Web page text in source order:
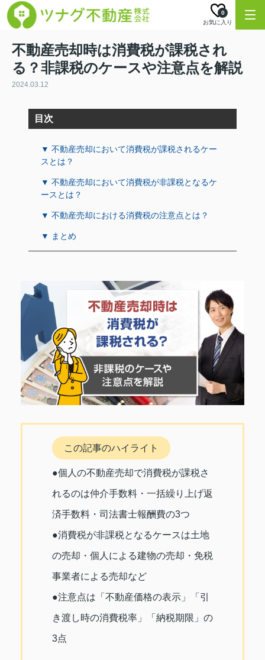
お気に入り
0
不動産売却時は消費税が課税され
る？非課税のケースや注意点を解説
2024.03.12
目次
▼ 不動産売却において消費税が課税されるケー
スとは？
▼ 不動産売却において消費税が非課税となるケ
ースとは？
▼ 不動産売却における消費税の注意点とは？
▼ まとめ
この記事のハイライト
●個人の不動産売却で消費税が課税さ
れるのは仲介手数料・一括繰り上げ返
済手数料・司法書士報酬費の3つ
●消費税が非課税となるケースは土地
の売却・個人による建物の売却・免税
事業者による売却など
●注意点は「不動産価格の表示」「引
き渡し時の消費税率」「納税期限」の
3点